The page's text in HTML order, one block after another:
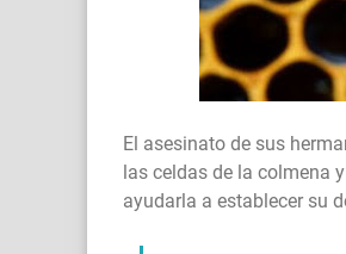
El asesinato de sus
las celdas de la colmena
ayudarla a establecer su